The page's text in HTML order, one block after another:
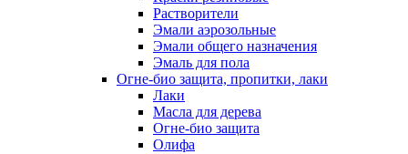
Растворители
Эмали аэрозольные
Эмали общего назначения
Эмаль для пола
Огне-био защита, пропитки, лаки
Лаки
Масла для дерева
Огне-био защита
Олифа